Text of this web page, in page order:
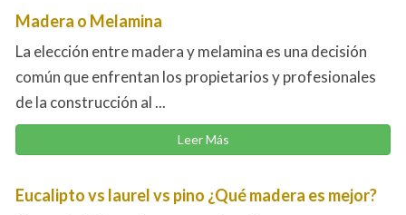
Madera o Melamina
La elección entre madera y melamina es una decisión
común que enfrentan los propietarios y profesionales
de la construcción al ...
Leer Más
Eucalipto vs laurel vs pino ¿Qué madera es mejor?